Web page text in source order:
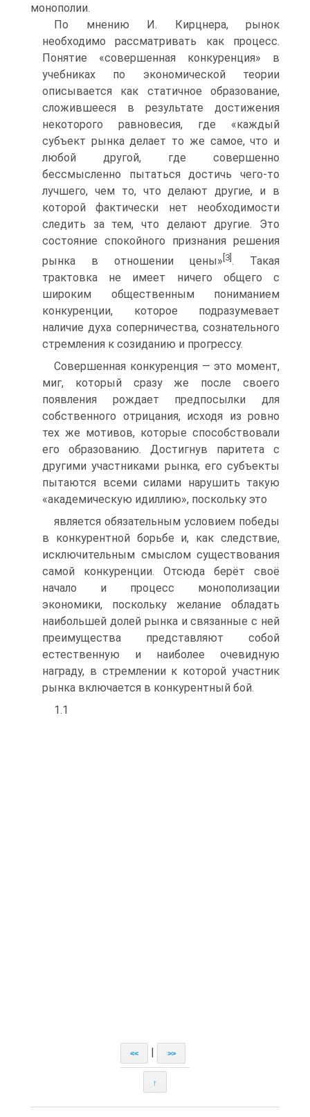
монополии.
По мнению И. Кирцнера, рынок
необходимо рассматривать как процесс.
Понятие «совершенная конкуренция» в
учебниках по экономической теории
описывается как статичное образование,
сложившееся в результате достижения
некоторого равновесия, где «каждый
субъект рынка делает то же самое, что и
любой другой, где совершенно
бессмысленно пытаться достичь чего-то
лучшего, чем то, что делают другие, и в
которой фактически нет необходимости
следить за тем, что делают другие. Это
состояние спокойного признания решения
рынка в отношении цены»[3]. Такая
трактовка не имеет ничего общего с
широким общественным пониманием
конкуренции, которое подразумевает
наличие духа соперничества, сознательного
стремления к созиданию и прогрессу.
Совершенная конкуренция — это момент,
миг, который сразу же после своего
появления рождает предпосылки для
собственного отрицания, исходя из ровно
тех же мотивов, которые способствовали
его образованию. Достигнув паритета с
другими участниками рынка, его субъекты
пытаются всеми силами нарушить такую
«академическую идиллию», поскольку это
является обязательным условием победы
в конкурентной борьбе и, как следствие,
исключительным смыслом существования
самой конкуренции. Отсюда берёт своё
начало и процесс монополизации
экономики, поскольку желание обладать
наибольшей долей рынка и связанные с ней
преимущества представляют собой
естественную и наиболее очевидную
награду, в стремлении к которой участник
рынка включается в конкурентный бой.
1.1
<< >>
↑